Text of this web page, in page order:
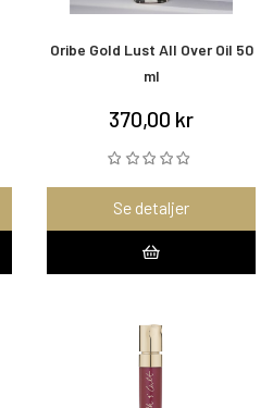
Oribe Gold Lust All Over Oil 50
ml
370,00 kr
Se detaljer